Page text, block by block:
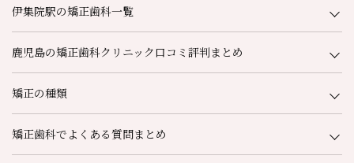
伊集院駅の矯正歯科一覧
鹿児島の矯正歯科クリニック口コミ評判まとめ
矯正の種類
矯正歯科でよくある質問まとめ